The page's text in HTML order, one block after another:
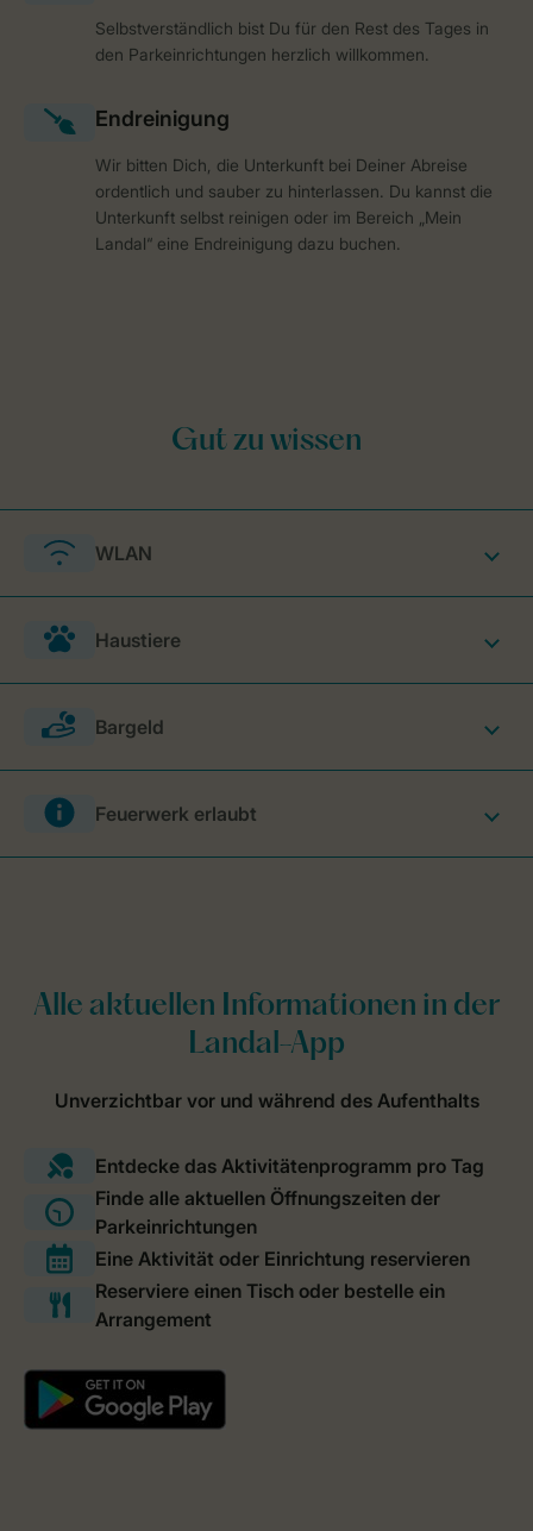
Selbstverständlich bist Du für den Rest des Tages in
den Parkeinrichtungen herzlich willkommen.
Wir bitten Dich, die Unterkunft bei Deiner Abreise
ordentlich und sauber zu hinterlassen. Du kannst die
Unterkunft selbst reinigen oder im Bereich „Mein
Landal“ eine Endreinigung dazu buchen.
WLAN
Haustiere
Bargeld
Feuerwerk erlaubt